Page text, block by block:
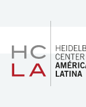
LINKS
MAIN
CONTENT
NAVIGATION
FORM